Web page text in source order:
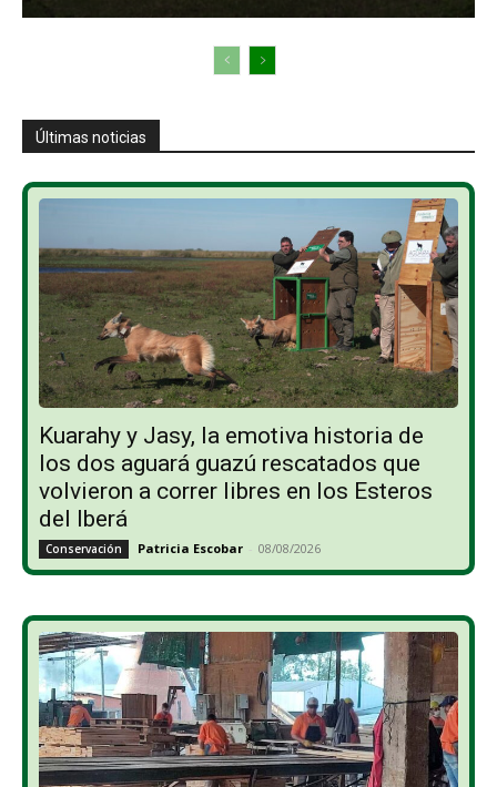
Últimas noticias
Kuarahy y Jasy, la emotiva historia de
los dos aguará guazú rescatados que
volvieron a correr libres en los Esteros
del Iberá
Conservación Patricia Escobar - 08/08/2026